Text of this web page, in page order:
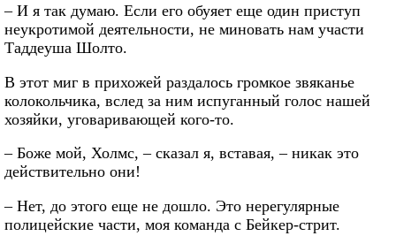
– И я так думаю. Если его обуяет еще один приступ
неукротимой деятельности, не миновать нам участи
Таддеуша Шолто.
В этот миг в прихожей раздалось громкое звяканье
колокольчика, вслед за ним испуганный голос нашей
хозяйки, уговаривающей кого-то.
– Боже мой, Холмс, – сказал я, вставая, – никак это
действительно они!
– Нет, до этого еще не дошло. Это нерегулярные
полицейские части, моя команда с Бейкер-стрит.